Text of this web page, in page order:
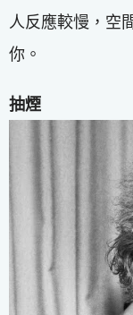
人反應較慢，空
你。
抽煙